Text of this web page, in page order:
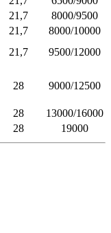
21,7
8000/9500
21,7
8000/10000
21,7
9500/12000
28 9000/12500
28
13000/16000
28 19000